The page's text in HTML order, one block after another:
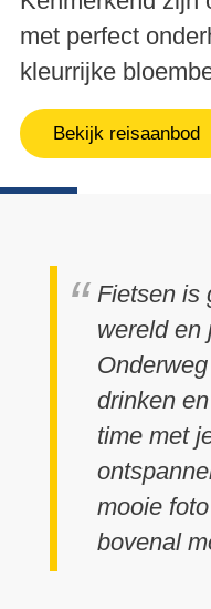
met perfect
kleurrijke
Bekijk reisaanbod
Fietsen is
wereld en
drinken
time met
mooie
bovenal